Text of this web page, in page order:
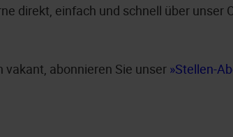
direkt, einfach und schnell über unser
abonnieren Sie unser Stellen-